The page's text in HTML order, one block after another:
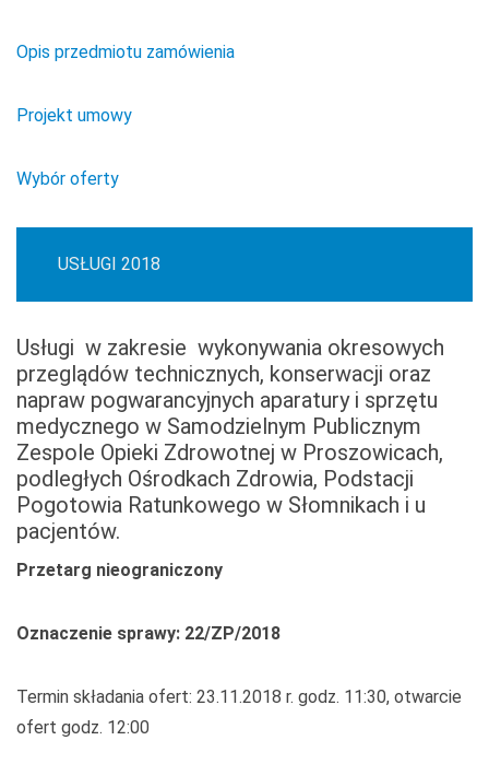
Opis przedmiotu zamówienia
Projekt umowy
Wybór oferty
USŁUGI 2018
Usługi w zakresie wykonywania okresowych
przeglądów technicznych, konserwacji oraz
napraw pogwarancyjnych aparatury i sprzętu
medycznego w Samodzielnym Publicznym
Zespole Opieki Zdrowotnej w Proszowicach,
podległych Ośrodkach Zdrowia, Podstacji
Pogotowia Ratunkowego w Słomnikach i u
pacjentów.
Przetarg nieograniczony
Oznaczenie sprawy: 22/ZP/2018
Termin składania ofert: 23.11.2018 r. godz. 11:30, otwarcie
ofert godz. 12:00